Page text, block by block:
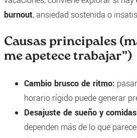
burnout, ansiedad sostenida o
Causas principales
me apetece trabajar”)
Cambio brusco de ritmo:
horario rígido puede generar
Desajuste de sueño y
dependen más de lo que